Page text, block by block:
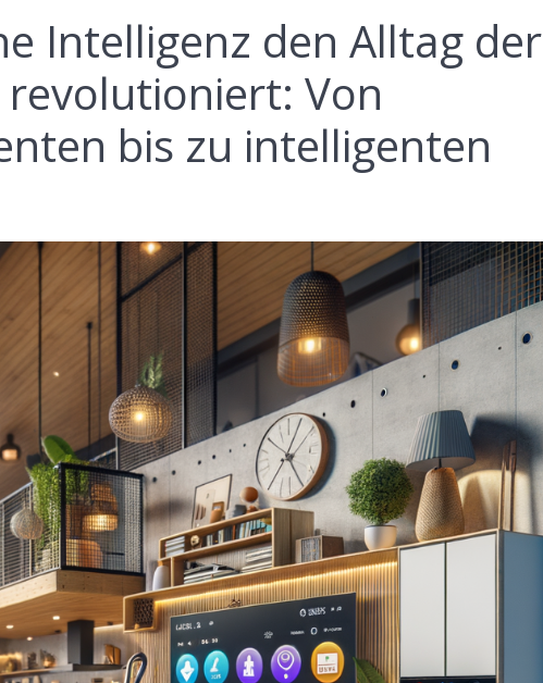
Intelligenz den Alltag der
Von
bis zu intelligenten